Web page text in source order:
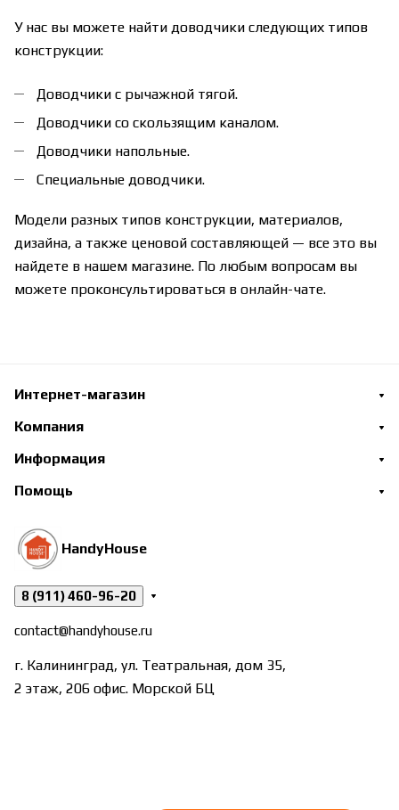
У нас вы можете найти доводчики следующих типов
конструкции:
Доводчики с рычажной тягой.
Доводчики со скользящим каналом.
Доводчики напольные.
Специальные доводчики.
Модели разных типов конструкции, материалов,
дизайна, а также ценовой составляющей — все это вы
найдете в нашем магазине. По любым вопросам вы
можете проконсультироваться в онлайн-чате.
Интернет-магазин
Компания
Информация
Помощь
HandyHouse
8 (911) 460-96-20
contact@handyhouse.ru
г. Калининград, ул. Театральная, дом 35,
2 этаж, 206 офис. Морской БЦ